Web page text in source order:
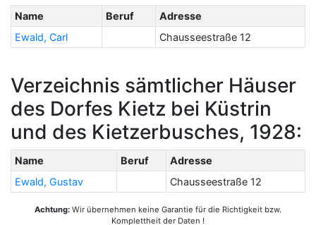
Name Beruf
Adresse
Ewald, Carl
Chausseestraße 12
Verzeichnis sämtlicher Häuser
des Dorfes Kietz bei Küstrin
und des Kietzerbusches, 1928:
Name Beruf
Adresse
Ewald, Gustav
Chausseestraße 12
Achtung: Wir übernehmen keine Garantie für die Richtigkeit bzw.
Komplettheit der Daten !